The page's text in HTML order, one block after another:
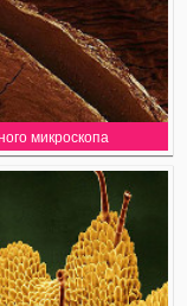
микроскопа